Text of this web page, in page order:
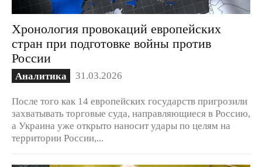
Хронология провокаций европейских
стран при подготовке войны против
России
Аналитика 31.03.2026
После того как 14 европейских государств пригрозили
захватывать торговые суда, направляющиеся в Россию,
а Украина уже открыто наносит удары по целям на
территории России,...